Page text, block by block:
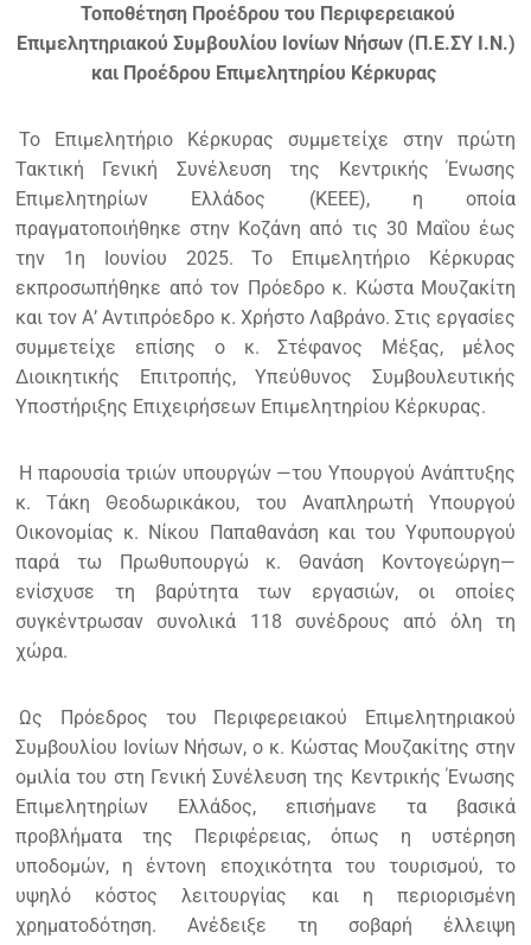
Τοποθέτηση Προέδρου του Περιφερειακού
Επιμελητηριακού Συμβουλίου Ιονίων Νήσων (Π.Ε.ΣΥ Ι.Ν.)
και Προέδρου Επιμελητηρίου Κέρκυρας
Το Επιμελητήριο Κέρκυρας συμμετείχε στην πρώτη
Τακτική Γενική Συνέλευση της Κεντρικής Ένωσης
Επιμελητηρίων Ελλάδος (ΚΕΕΕ), η οποία
πραγματοποιήθηκε στην Κοζάνη από τις 30 Μαΐου έως
την 1η Ιουνίου 2025. Το Επιμελητήριο Κέρκυρας
εκπροσωπήθηκε από τον Πρόεδρο κ. Κώστα Μουζακίτη
και τον Α’ Αντιπρόεδρο κ. Χρήστο Λαβράνο. Στις εργασίες
συμμετείχε επίσης ο κ. Στέφανος Μέξας, μέλος
Διοικητικής Επιτροπής, Υπεύθυνος Συμβουλευτικής
Υποστήριξης Επιχειρήσεων Επιμελητηρίου Κέρκυρας.
Η παρουσία τριών υπουργών —του Υπουργού Ανάπτυξης
κ. Τάκη Θεοδωρικάκου, του Αναπληρωτή Υπουργού
Οικονομίας κ. Νίκου Παπαθανάση και του Υφυπουργού
παρά τω Πρωθυπουργώ κ. Θανάση Κοντογεώργη—
ενίσχυσε τη βαρύτητα των εργασιών, οι οποίες
συγκέντρωσαν συνολικά 118 συνέδρους από όλη τη
χώρα.
Ως Πρόεδρος του Περιφερειακού Επιμελητηριακού
Συμβουλίου Ιονίων Νήσων, ο κ. Κώστας Μουζακίτης στην
ομιλία του στη Γενική Συνέλευση της Κεντρικής Ένωσης
Επιμελητηρίων Ελλάδος, επισήμανε τα βασικά
προβλήματα της Περιφέρειας, όπως η υστέρηση
υποδομών, η έντονη εποχικότητα του τουρισμού, το
υψηλό κόστος λειτουργίας και η περιορισμένη
χρηματοδότηση. Ανέδειξε τη σοβαρή έλλειψη